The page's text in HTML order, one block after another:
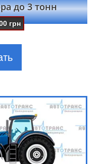
до 3 тонн
грн